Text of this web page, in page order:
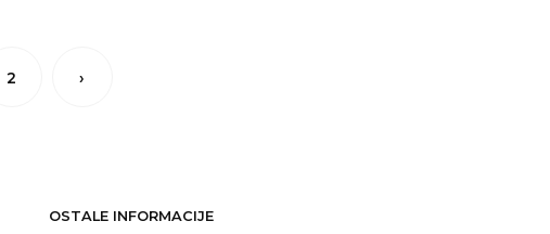
2 ›
OSTALE INFORMACIJE